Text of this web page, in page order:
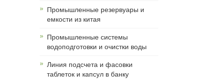
Промышленные резервуары и
емкости из китая
Промышленные системы
водоподготовки и очистки воды
Линия подсчета и фасовки
таблеток и капсул в банку